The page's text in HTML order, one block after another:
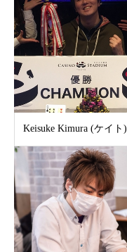
Keisuke Kimura (ケイト)